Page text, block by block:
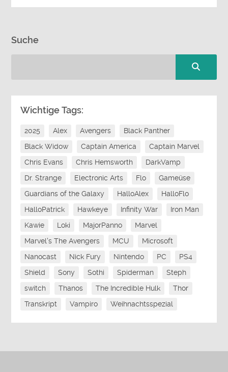
Suche
Wichtige Tags:
2025 Alex Avengers
Black Panther
Black Widow
Captain America
Captain Marvel
Chris Evans
Chris Hemsworth
DarkVamp
Dr. Strange
Electronic Arts Flo
Gameüse
Guardians of the Galaxy
HalloAlex
HalloFlo
HalloPatrick
Hawkeye Infinity War
Iron Man
Kawie
Loki MajorPanno
Marvel
Marvel's The Avengers
MCU
Microsoft
Nanocast
Nick Fury Nintendo PC
PS4
Shield
Sony Sothi Spiderman
Steph
switch
Thanos The Incredible Hulk
Thor
Transkript
Vampiro Weihnachtsspezial